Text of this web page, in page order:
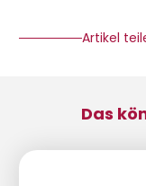
Artikel
Das